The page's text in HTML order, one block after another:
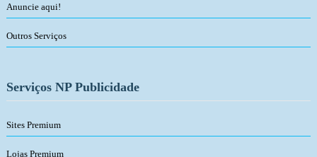
Anuncie aqui!
Outros Serviços
Serviços NP Publicidade
Sites Premium
Lojas Premium